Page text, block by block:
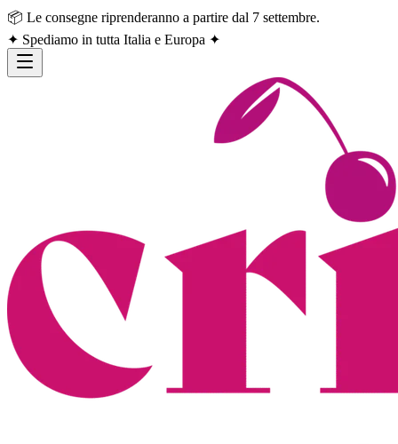
📦 Le consegne riprenderanno a partire dal 7 settembre.
✦ Spediamo in tutta Italia e Europa ✦